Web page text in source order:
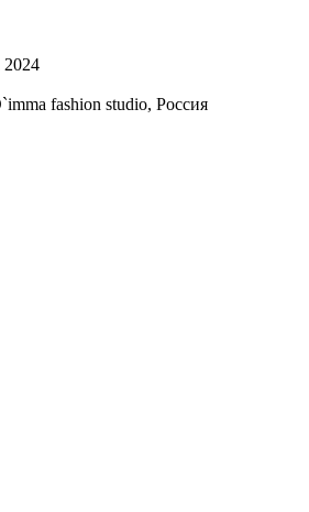
2024
fashion studio, Россия